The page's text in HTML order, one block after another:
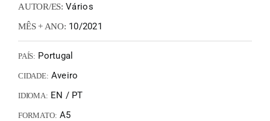
AUTOR/ES: Vários
MÊS + ANO: 10/2021
PAÍS: Portugal
CIDADE: Aveiro
IDIOMA: EN / PT
FORMATO: A5